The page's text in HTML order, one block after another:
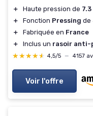
＋ Haute pression de
＋
Fonction Pressing de
＋
Fabriquée en France
＋
Inclus un rasoir anti-
★★★★★
★★★★★ 4,5/5 — 4157
Voir l'offre